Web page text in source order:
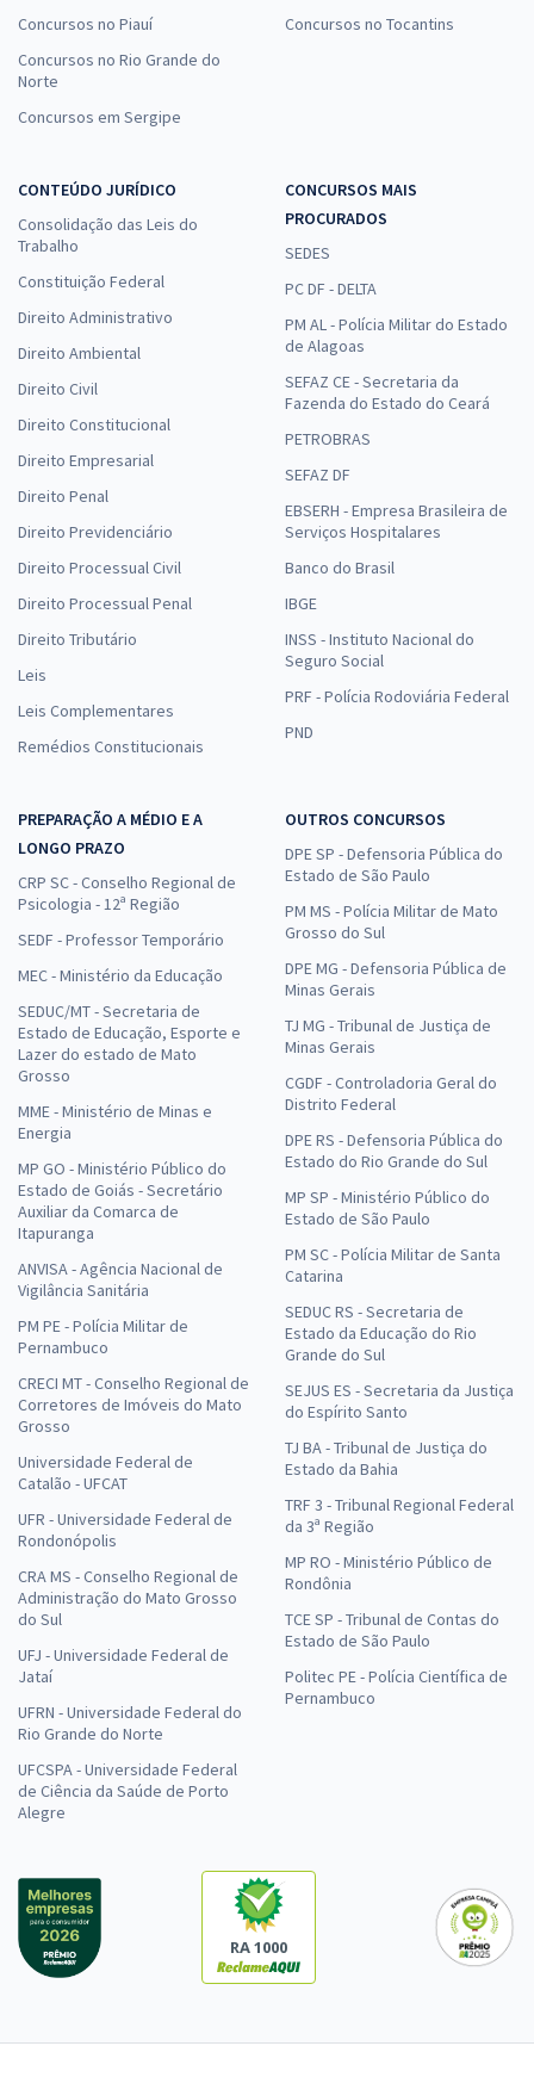
Concursos no Piauí
Concursos no Rio Grande do
Norte
Concursos em Sergipe
Concursos no Tocantins
CONTEÚDO JURÍDICO
Consolidação das Leis do
Trabalho
Constituição Federal
Direito Administrativo
Direito Ambiental
Direito Civil
Direito Constitucional
Direito Empresarial
Direito Penal
Direito Previdenciário
Direito Processual Civil
Direito Processual Penal
Direito Tributário
Leis
Leis Complementares
Remédios Constitucionais
CONCURSOS MAIS
PROCURADOS
SEDES
PC DF - DELTA
PM AL - Polícia Militar do Estado
de Alagoas
SEFAZ CE - Secretaria da
Fazenda do Estado do Ceará
PETROBRAS
SEFAZ DF
EBSERH - Empresa Brasileira de
Serviços Hospitalares
Banco do Brasil
IBGE
INSS - Instituto Nacional do
Seguro Social
PRF - Polícia Rodoviária Federal
PND
PREPARAÇÃO A MÉDIO E A
LONGO PRAZO
CRP SC - Conselho Regional de
Psicologia - 12ª Região
SEDF - Professor Temporário
MEC - Ministério da Educação
SEDUC/MT - Secretaria de
Estado de Educação, Esporte e
Lazer do estado de Mato
Grosso
MME - Ministério de Minas e
Energia
MP GO - Ministério Público do
Estado de Goiás - Secretário
Auxiliar da Comarca de
Itapuranga
ANVISA - Agência Nacional de
Vigilância Sanitária
PM PE - Polícia Militar de
Pernambuco
CRECI MT - Conselho Regional de
Corretores de Imóveis do Mato
Grosso
Universidade Federal de
Catalão - UFCAT
UFR - Universidade Federal de
Rondonópolis
CRA MS - Conselho Regional de
Administração do Mato Grosso
do Sul
UFJ - Universidade Federal de
Jataí
UFRN - Universidade Federal do
Rio Grande do Norte
UFCSPA - Universidade Federal
de Ciência da Saúde de Porto
Alegre
OUTROS CONCURSOS
DPE SP - Defensoria Pública do
Estado de São Paulo
PM MS - Polícia Militar de Mato
Grosso do Sul
DPE MG - Defensoria Pública de
Minas Gerais
TJ MG - Tribunal de Justiça de
Minas Gerais
CGDF - Controladoria Geral do
Distrito Federal
DPE RS - Defensoria Pública do
Estado do Rio Grande do Sul
MP SP - Ministério Público do
Estado de São Paulo
PM SC - Polícia Militar de Santa
Catarina
SEDUC RS - Secretaria de
Estado da Educação do Rio
Grande do Sul
SEJUS ES - Secretaria da Justiça
do Espírito Santo
TJ BA - Tribunal de Justiça do
Estado da Bahia
TRF 3 - Tribunal Regional Federal
da 3ª Região
MP RO - Ministério Público de
Rondônia
TCE SP - Tribunal de Contas do
Estado de São Paulo
Politec PE - Polícia Científica de
Pernambuco
RA 1000